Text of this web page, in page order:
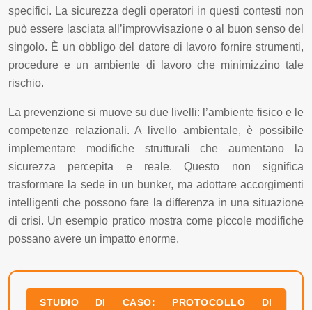
specifici. La sicurezza degli operatori in questi contesti non
può essere lasciata all’improvvisazione o al buon senso del
singolo. È un obbligo del datore di lavoro fornire strumenti,
procedure e un ambiente di lavoro che minimizzino tale
rischio.
La prevenzione si muove su due livelli: l’ambiente fisico e le
competenze relazionali. A livello ambientale, è possibile
implementare modifiche strutturali che aumentano la
sicurezza percepita e reale. Questo non significa
trasformare la sede in un bunker, ma adottare accorgimenti
intelligenti che possono fare la differenza in una situazione
di crisi. Un esempio pratico mostra come piccole modifiche
possano avere un impatto enorme.
STUDIO DI CASO: PROTOCOLLO DI